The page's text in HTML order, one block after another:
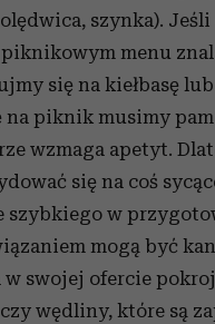
szynka). Jeśli
menu
się na kiełbasę
na piknik musimy
wzmaga apetyt.
się na coś
szybkiego w
mogą być
w swojej ofercie
wędliny, które są